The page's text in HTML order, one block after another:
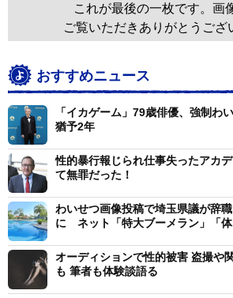
これが最後の一枚です。画
ご覧いただきありがとうござ
おすすめニュース
「イカゲーム」79歳俳優、強制わ
猶予2年
性的暴行報じられ仕事失ったアカ
て無罪だった！
わいせつ画像投稿で埼玉県議が辞
に ネット「特大ブーメラン」「体
オーディションで性的被害 盗撮や
も 筆者も体験談語る